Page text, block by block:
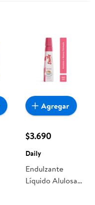
$3.690
Daily
Endulzante
Líquido Alulosa
Agregar